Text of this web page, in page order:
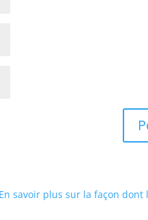
En savoir plus sur la façon dont